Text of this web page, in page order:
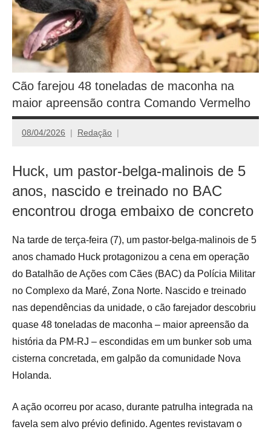
Cão farejou 48 toneladas de maconha na
maior apreensão contra Comando Vermelho
08/04/2026 Redação
Huck, um pastor-belga-malinois de 5
anos, nascido e treinado no BAC
encontrou droga embaixo de concreto
Na tarde de terça-feira (7), um pastor-belga-malinois de 5
anos chamado Huck protagonizou a cena em operação
do Batalhão de Ações com Cães (BAC) da Polícia Militar
no Complexo da Maré, Zona Norte. Nascido e treinado
nas dependências da unidade, o cão farejador descobriu
quase 48 toneladas de maconha – maior apreensão da
história da PM-RJ – escondidas em um bunker sob uma
cisterna concretada, em galpão da comunidade Nova
Holanda.
A ação ocorreu por acaso, durante patrulha integrada na
favela sem alvo prévio definido. Agentes revistavam o